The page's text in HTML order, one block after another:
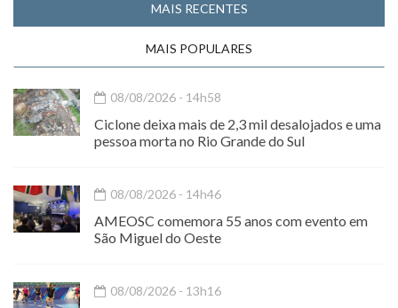
MAIS RECENTES
MAIS POPULARES
08/08/2026 - 14h58
Ciclone deixa mais de 2,3 mil desalojados e uma
pessoa morta no Rio Grande do Sul
08/08/2026 - 14h46
AMEOSC comemora 55 anos com evento em
São Miguel do Oeste
08/08/2026 - 13h16